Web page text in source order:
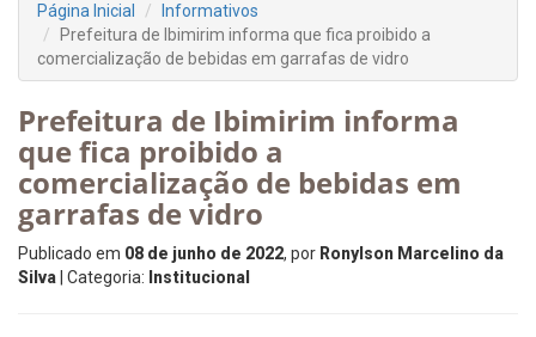
Página Inicial
Informativos
Prefeitura de Ibimirim informa que fica proibido a
comercialização de bebidas em garrafas de vidro
Prefeitura de Ibimirim informa
que fica proibido a
comercialização de bebidas em
garrafas de vidro
Publicado em 08 de junho de 2022, por Ronylson Marcelino da
Silva | Categoria: Institucional